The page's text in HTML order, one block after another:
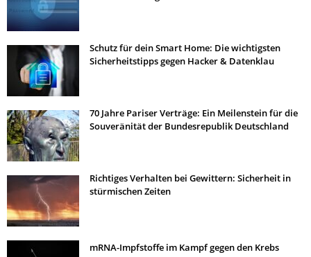
Schutz für dein Smart Home: Die wichtigsten
Sicherheitstipps gegen Hacker & Datenklau
70 Jahre Pariser Verträge: Ein Meilenstein für die
Souveränität der Bundesrepublik Deutschland
Richtiges Verhalten bei Gewittern: Sicherheit in
stürmischen Zeiten
mRNA-Impfstoffe im Kampf gegen den Krebs